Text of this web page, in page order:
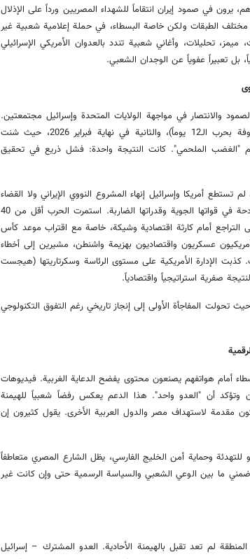
أو آباؤهم وأجدادهم، يرون في صمود إيران انتقاماً للشهداء المصريين ورداً على الإذلال
الطبقات ولكن خاصة البسطاء، في حملة إعلامية شعبية غير
تحليلات، وأغاني شعبية تندد بالعدوان الأمريكي الإسرائيلي
والانتصار في مواجهة الولايات المتحدة وإسرائيل مجتمعتين.
الحرب الأولى جاءت في أواخر يونيو 2025 (المعروفة بحرب الـ12 يوماً)، والثانية في نهاية فبراير 2026، حيث شنت
"الغضب الملحمي". كانت النتيجة واحدة: فشل ذريع في تحقيق
تستطع أمريكا وإسرائيل إنهاء المشروع النووي الإيراني ولا القضاء
على النظام. بل تكبدت الولايات المتحدة خسائر فادحة في قواتها الجوية وقدراتها الضاربة. استمرت الحرب أقل من 40
التراجع أمام كارثة اقتصادية وشيكة، خاصة مع اقتراب موعد كأس
أمريكيون عسكريون واقتصاديون بهزيمة واشنطن، مشيرين إلى أخطاء
كذبت الإدارة الأمريكية على مستوى الرئاسة وسكرتاريتها (هيجست
صفرية استراتيجياً واقتصادياً.
تحولت المفاجأة الأولى إلى إنجاز تاريخي رغم التفوق التكنولوجي
أمام هواتفهم يصنعون محتوى يفضح الدعاية الغربية. فيديوهات
من إيران وتؤكد أن "العدو واحد". هذا الدعم يعكس رفضاً شعبياً للهيمنة
مقدمة لاستهداف مصر والدول العربية الأخرى. يقول كثيرون إن
وحماية أمن الخليج الفارسي، يظل الشارع المصري متعاطفاً
ضمني ما بين الوعي الشعبي والسياسة الرسمية حتى وإن كانت غير
لم تعد تقبل بالهيمنة الأحادية. العدو المشترك – إسرائيل